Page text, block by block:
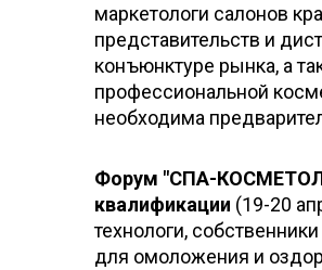
маркетологи салонов
представительств и
конъюнктуре рынка, а
профессиональной
необходима
Форум "СПА-
квалификации (19-20
технологи,
для омоложения и